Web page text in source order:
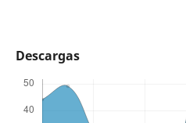
Descargas